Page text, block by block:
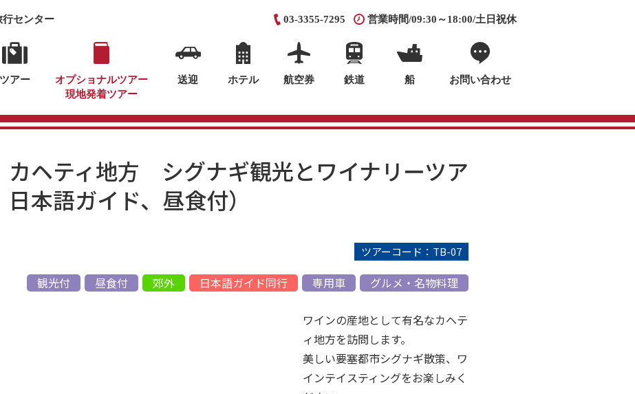
行センター 03-3355-7295 営業時間/09:30～18:00/土日祝休
ツアー
オプショナルツアー
現地発着ツアー
送迎 ホテル 航空券 鉄道 船 お問い合わせ
ヘティ地方 シグナギ観光とワイナリーツア
本語ガイド、昼食付）
ツアーコード：TB-07
観光付 昼食付 郊外 日本語ガイド同行 専用車 グルメ・名物料理
ワインの産地として有名なカヘテ
ィ地方を訪問します。
美しい要塞都市シグナギ散策、ワ
インテイスティングをお楽しみく